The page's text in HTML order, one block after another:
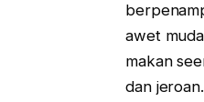
awet
makan
dan